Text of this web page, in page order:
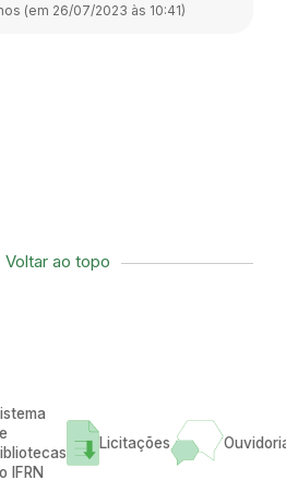
(em 26/07/2023 às 10:41)
Voltar ao topo
IFRN
Licitações